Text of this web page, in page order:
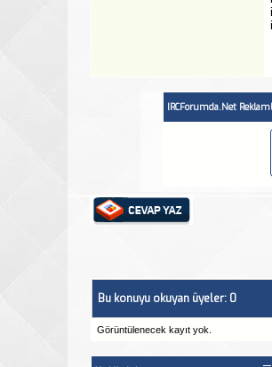
IRCForumda.Net
Bu konuyu okuyan üyeler: 0
Görüntülenecek kayıt yok.